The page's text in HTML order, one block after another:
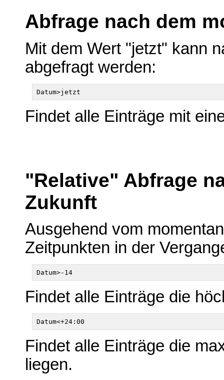
Abfrage nach dem
Mit dem Wert "jetzt" kann
abgefragt werden:
Findet alle Einträge mit
"Relative" Abfrage
Zukunft
Ausgehend vom
Zeitpunkten in der
Findet alle Einträge die
Findet alle Einträge die
liegen.